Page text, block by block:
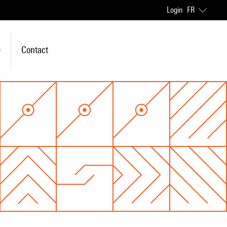
Login FR
Contact